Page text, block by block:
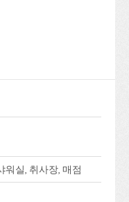
워실, 취사장, 매점